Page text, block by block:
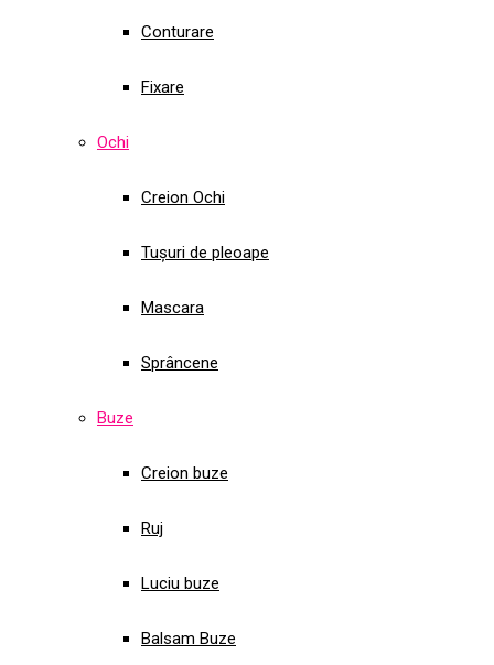
Conturare
Fixare
Ochi
Creion Ochi
Tușuri de pleoape
Mascara
Sprâncene
Buze
Creion buze
Ruj
Luciu buze
Balsam Buze